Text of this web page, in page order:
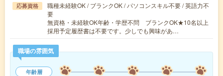
応募資格
職種未経験OK / ブランクOK / パソコンスキル不要 / 英語力不
要
無資格・未経験OK年齢・学歴不問 ブランクOK★10名以上
採用予定履歴書は不要です。少しでも興味があ…
職場の雰囲気
年齢層